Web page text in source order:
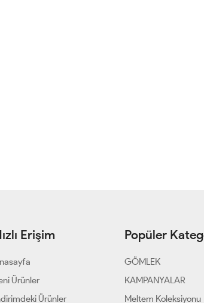
Erişim
Ürünler
Ürünler
Popüler
GÖMLEK
KAMPANYALAR
Meltem Koleksiyonu